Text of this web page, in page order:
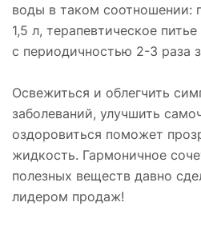
воды в таком соотношении:
1,5 л, терапевтическое
с периодичностью 2-3 раза
Освежиться и облегчить
заболеваний, улучшить
оздоровиться поможет
жидкость. Гармоничное
полезных веществ давно
лидером продаж!